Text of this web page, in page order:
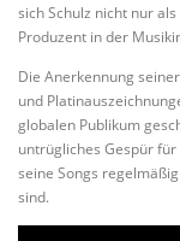
sich Schulz nicht nur
Produzent in der
Die Anerkennung
und
globalen Publikum
untrügliches Gespür
seine Songs
sind.